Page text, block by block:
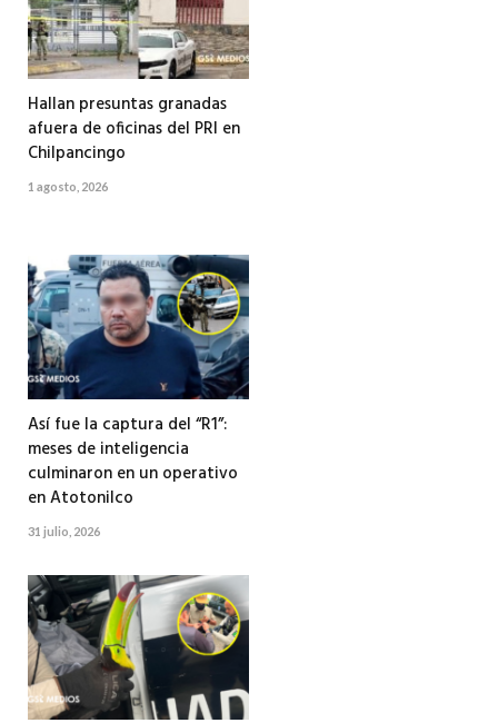
Hallan presuntas granadas
afuera de oficinas del PRI en
Chilpancingo
1 agosto, 2026
Así fue la captura del “R1”:
meses de inteligencia
culminaron en un operativo
en Atotonilco
31 julio, 2026